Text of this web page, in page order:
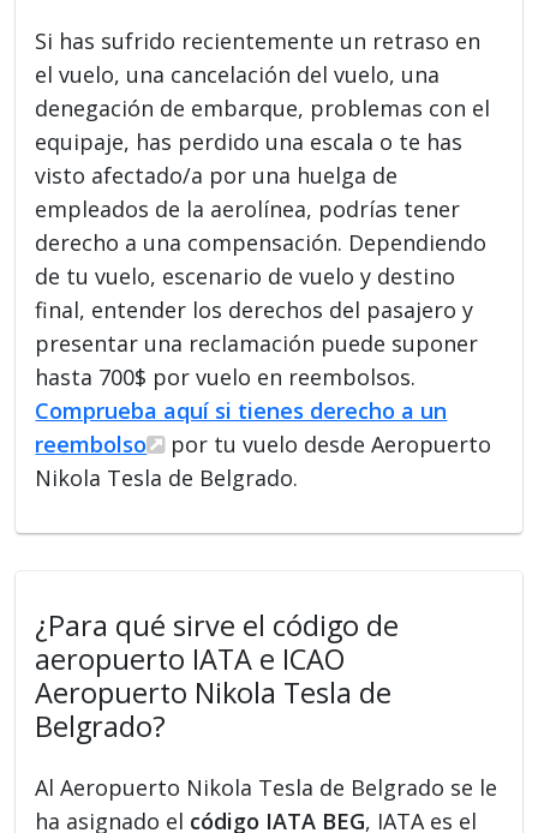
Si has sufrido recientemente un retraso en
el vuelo, una cancelación del vuelo, una
denegación de embarque, problemas con el
equipaje, has perdido una escala o te has
visto afectado/a por una huelga de
empleados de la aerolínea, podrías tener
derecho a una compensación. Dependiendo
de tu vuelo, escenario de vuelo y destino
final, entender los derechos del pasajero y
presentar una reclamación puede suponer
hasta 700$ por vuelo en reembolsos.
Comprueba aquí si tienes derecho a un
reembolso
por tu vuelo desde Aeropuerto
Nikola Tesla de Belgrado.
¿Para qué sirve el código de
aeropuerto IATA e ICAO
Aeropuerto Nikola Tesla de
Belgrado?
Al Aeropuerto Nikola Tesla de Belgrado se le
ha asignado el código IATA BEG, IATA es el